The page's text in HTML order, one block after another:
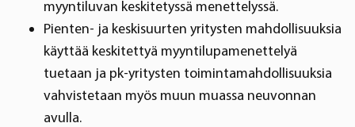
myyntiluvan keskitetyssä menettelyssä.
Pienten- ja keskisuurten yritysten mahdollisuuksia
käyttää keskitettyä myyntilupamenettelyä
tuetaan ja pk-yritysten toimintamahdollisuuksia
vahvistetaan myös muun muassa neuvonnan
avulla.